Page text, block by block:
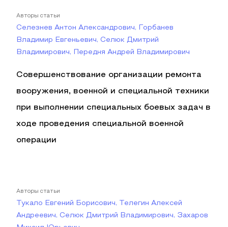
Авторы статьи
Селезнев Антон Александрович, Горбанев
Владимир Евгеньевич, Селюк Дмитрий
Владимирович, Передня Андрей Владимирович
Совершенствование организации ремонта
вооружения, военной и специальной техники
при выполнении специальных боевых задач в
ходе проведения специальной военной
операции
Авторы статьи
Тукало Евгений Борисович, Телегин Алексей
Андреевич, Селюк Дмитрий Владимирович, Захаров